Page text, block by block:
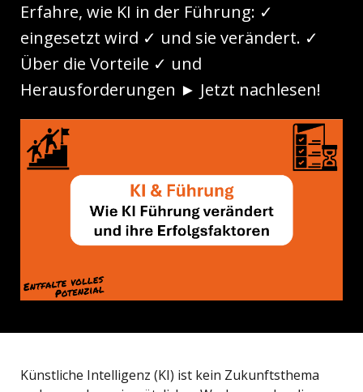
Erfahre, wie KI in der Führung: ✓
eingesetzt wird ✓ und sie verändert. ✓
Über die Vorteile ✓ und
Herausforderungen ► Jetzt nachlesen!
Künstliche Intelligenz (KI) ist kein Zukunftsthema